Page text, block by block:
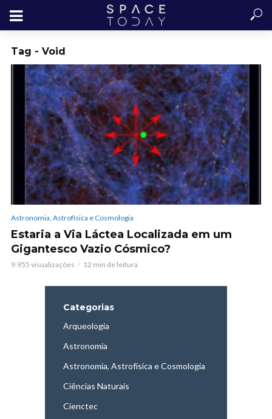
Tag - Void
Astronomia, Astrofísica e Cosmologia
Estaria a Via Láctea Localizada em um
Gigantesco Vazio Cósmico?
9.955 visualizações 12 min de leitura
Categorias
Arqueologia
Astronomia
Astronomia, Astrofísica e Cosmologia
Ciências Naturais
Cienctec